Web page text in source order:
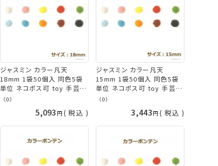
ジャスミン カラー凡天
18mm 1袋50個入 同色5袋
単位 ネコポス可 toy 手芸の
山久
（0）
5,093 税込
ジャスミン カラー凡天
15mm 1袋50個入 同色5袋
単位 ネコポス可 toy 手芸の
山久
（0）
3,443 税込